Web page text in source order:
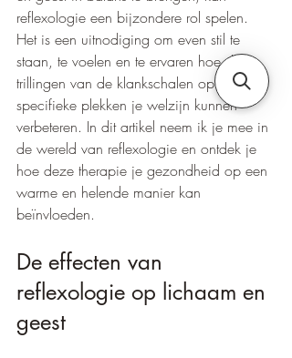
reflexologie een bijzondere rol spelen.
Het is een uitnodiging om even stil te
staan, te voelen en te ervaren hoe de
trillingen van de klankschalen op
specifieke plekken je welzijn kunnen
verbeteren. In dit artikel neem ik je mee in
de wereld van reflexologie en ontdek je
hoe deze therapie je gezondheid op een
warme en helende manier kan
beïnvloeden.
De effecten van
reflexologie op lichaam en
geest